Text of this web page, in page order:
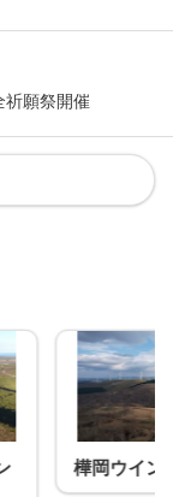
祈願祭開催
ンドファーム